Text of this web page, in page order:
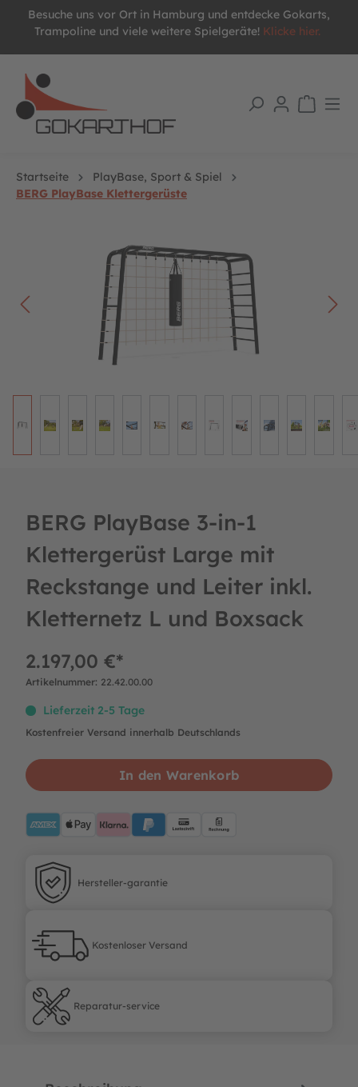
springen
Besuche uns vor Ort in Hamburg und entdecke Gokarts,
Trampoline und viele weitere Spielgeräte! Klicke hier.
Startseite
PlayBase, Sport & Spiel
BERG PlayBase Klettergerüste
BERG PlayBase 3-in-1
Klettergerüst Large mit
Reckstange und Leiter inkl.
Kletternetz L und Boxsack
2.197,00 €*
Artikelnummer: 22.42.00.00
Lieferzeit 2-5 Tage
Kostenfreier Versand innerhalb Deutschlands
In den Warenkorb
ApplePayKlarna PayPalBlueLastschrift
Hersteller-garantie
Hersteller-garantie
Kostenloser Versand
Kostenloser Versand
Reparatur-service
Reparatur-service